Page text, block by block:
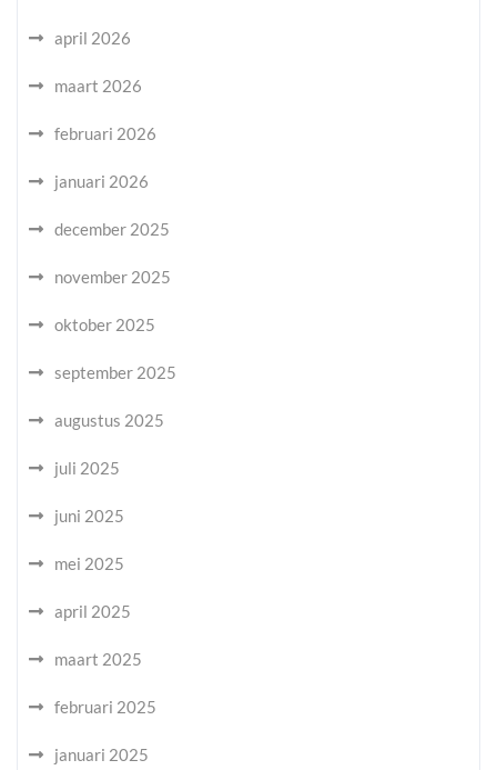
april 2026
maart 2026
februari 2026
januari 2026
december 2025
november 2025
oktober 2025
september 2025
augustus 2025
juli 2025
juni 2025
mei 2025
april 2025
maart 2025
februari 2025
januari 2025